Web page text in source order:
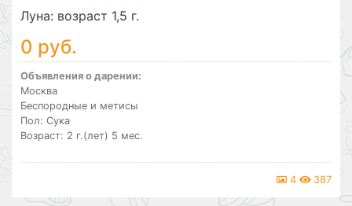
Луна: возраст 1,5 г.
0 руб.
Объявления о дарении:
Москва
Беспородные и метисы
Пол: Сука
Возраст: 2 г.(лет) 5 мес.
4 387